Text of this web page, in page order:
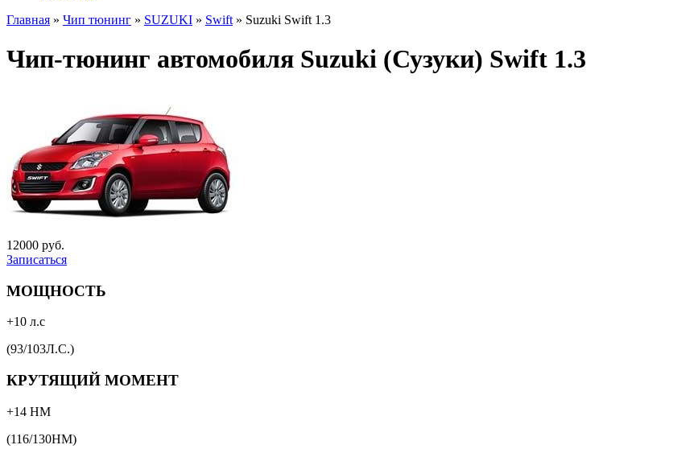
Главная » Чип тюнинг » SUZUKI » Swift » Suzuki Swift 1.3
Чип-тюнинг автомобиля Suzuki (Сузуки) Swift 1.3
12000 руб.
Записаться
МОЩНОСТЬ
+10 л.с
(93/103Л.С.)
КРУТЯЩИЙ МОМЕНТ
+14 НМ
(116/130НМ)